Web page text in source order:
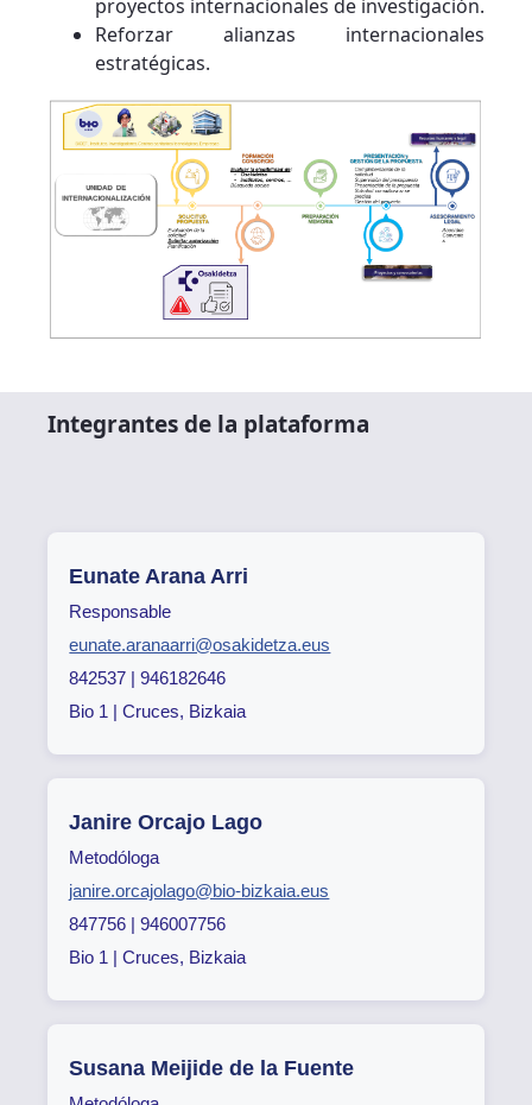
proyectos internacionales de investigación.
Reforzar alianzas internacionales
estratégicas.
Integrantes de la plataforma
Eunate Arana Arri
Responsable
eunate.aranaarri@osakidetza.eus
842537 | 946182646
Bio 1 | Cruces, Bizkaia
Janire Orcajo Lago
Metodóloga
janire.orcajolago@bio-bizkaia.eus
847756 | 946007756
Bio 1 | Cruces, Bizkaia
Susana Meijide de la Fuente